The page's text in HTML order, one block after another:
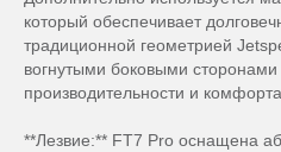
который обеспечивает
традиционной геометрией
вогнутыми боковыми
производительности и комфорта.
**Лезвие:** FT7 Pro оснащена